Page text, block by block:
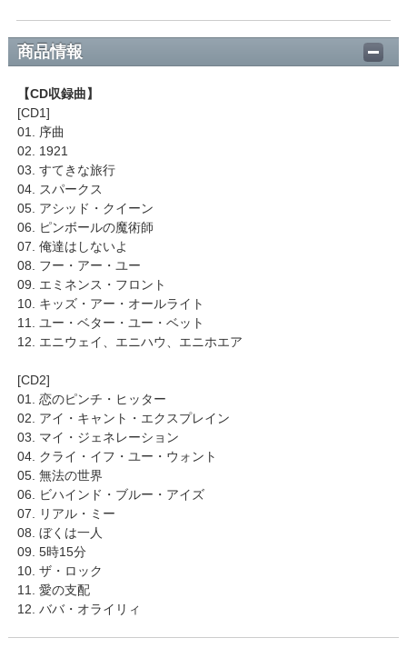
商品情報
【CD収録曲】
[CD1]
01. 序曲
02. 1921
03. すてきな旅行
04. スパークス
05. アシッド・クイーン
06. ピンボールの魔術師
07. 俺達はしないよ
08. フー・アー・ユー
09. エミネンス・フロント
10. キッズ・アー・オールライト
11. ユー・ベター・ユー・ベット
12. エニウェイ、エニハウ、エニホエア
[CD2]
01. 恋のピンチ・ヒッター
02. アイ・キャント・エクスプレイン
03. マイ・ジェネレーション
04. クライ・イフ・ユー・ウォント
05. 無法の世界
06. ビハインド・ブルー・アイズ
07. リアル・ミー
08. ぼくは一人
09. 5時15分
10. ザ・ロック
11. 愛の支配
12. ババ・オライリィ